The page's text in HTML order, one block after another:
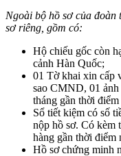
Ngoài bộ hồ sơ của
sơ riêng, gồm có:
Hộ chiếu gốc còn
cảnh Hàn Quốc;
01 Tờ khai xin cấp
sao CMND, 01
tháng gần thời
Sổ tiết kiệm có số
nộp hồ sơ. Có kèm
hàng gần thời điểm
Hồ sơ chứng minh